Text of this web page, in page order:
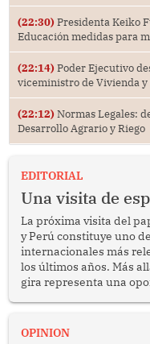
(22:30) Presidenta Keiko
Educación medidas para
(22:14) Poder Ejecutivo
viceministro de Vivienda
(22:12) Normas Legales:
Desarrollo Agrario y Riego
EDITORIAL
Una visita de
La próxima visita del
y Perú constituye uno
internacionales más
los últimos años. Más
gira representa una
enfrenta desafíos en
OPINION